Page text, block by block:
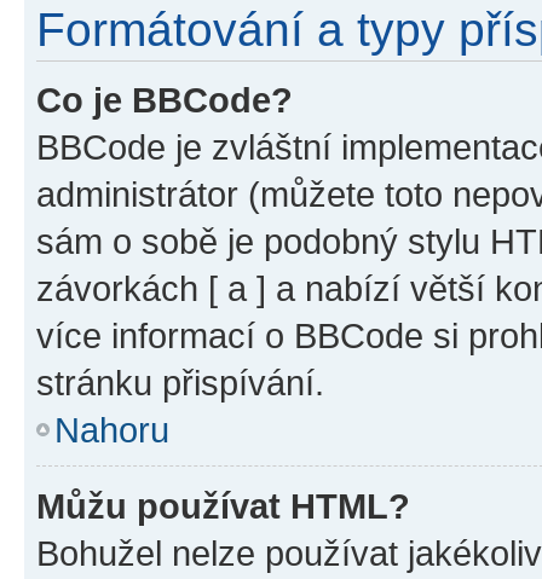
Formátování a typy
Co je BBCode?
BBCode je zvláštní
administrátor (můžete toto
sám o sobě je podobný stylu
závorkách [ a ] a nabízí větší
více informací o BBCode si
stránku přispívání.
Nahoru
Můžu používat HTML?
Bohužel nelze používat